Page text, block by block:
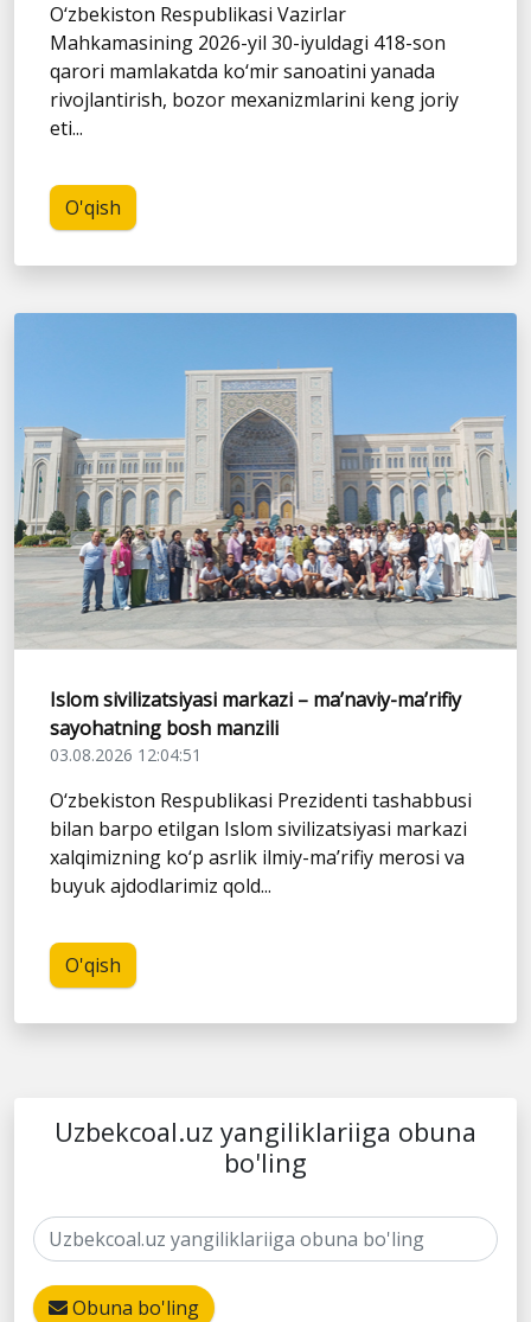
O‘zbekiston Respublikasi Vazirlar
Mahkamasining 2026-yil 30-iyuldagi 418-son
qarori mamlakatda ko‘mir sanoatini yanada
rivojlantirish, bozor mexanizmlarini keng joriy
eti...
O'qish
Islom sivilizatsiyasi markazi – ma’naviy-ma’rifiy
sayohatning bosh manzili
03.08.2026 12:04:51
O‘zbekiston Respublikasi Prezidenti tashabbusi
bilan barpo etilgan Islom sivilizatsiyasi markazi
xalqimizning ko‘p asrlik ilmiy-ma’rifiy merosi va
buyuk ajdodlarimiz qold...
O'qish
Uzbekcoal.uz yangiliklariiga obuna
bo'ling
Obuna bo'ling